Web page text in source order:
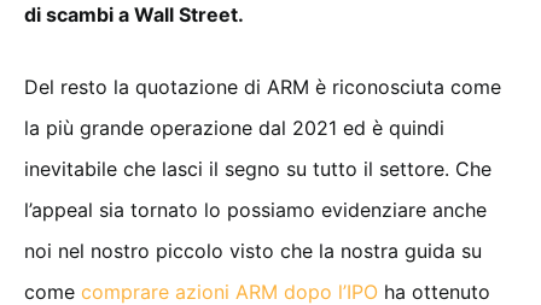
di scambi a Wall Street.
Del resto la quotazione di ARM è riconosciuta come
la più grande operazione dal 2021 ed è quindi
inevitabile che lasci il segno su tutto il settore. Che
l’appeal sia tornato lo possiamo evidenziare anche
noi nel nostro piccolo visto che la nostra guida su
come comprare azioni ARM dopo l’IPO ha ottenuto